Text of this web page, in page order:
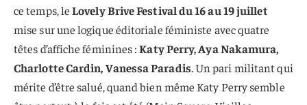
ce temps, leLovely Brive Festival du 16 au 19 juillet
mise sur une logique éditoriale féministe avec quatre
têtes d’affiche féminines :Katy Perry, Aya Nakamura,
Charlotte Cardin, Vanessa Paradis. Un pari militant qui
mérite d’être salué, quand bien même Katy Perry semble